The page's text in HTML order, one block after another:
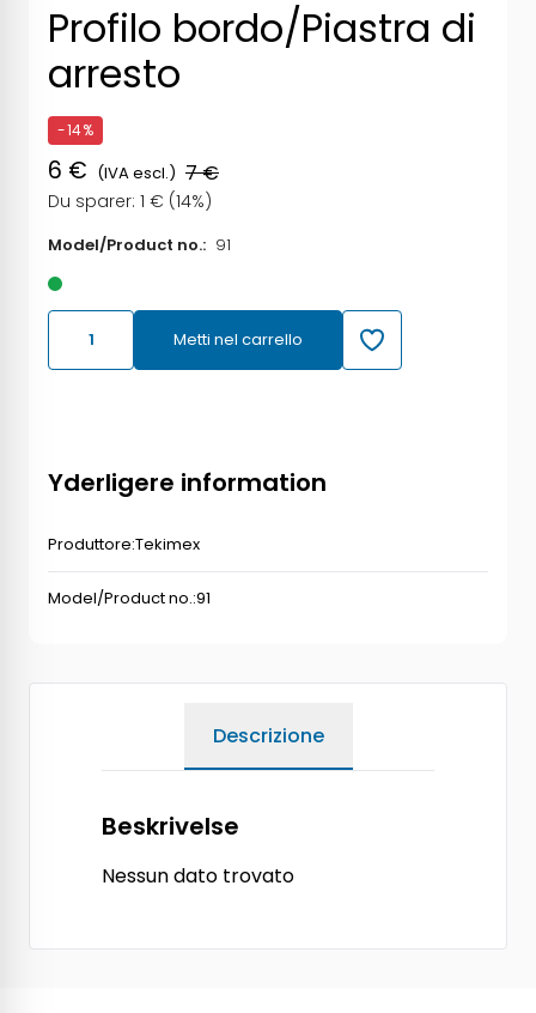
Profilo bordo/Piastra di
arresto
-14%
6 € (IVA escl.) 7 €
Du sparer: 1 € (14%)
Model/Product no.: 91
Metti nel carrello
Yderligere information
Produttore:Tekimex
Model/Product no.:91
Descrizione
Beskrivelse
Nessun dato trovato